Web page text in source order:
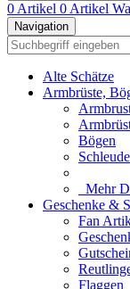
0 Artikel 0 Artikel
Navigation
Alte Schätze
Armbrüste,
Bögen
Mehr
Geschenke &
Fan
Flaggen